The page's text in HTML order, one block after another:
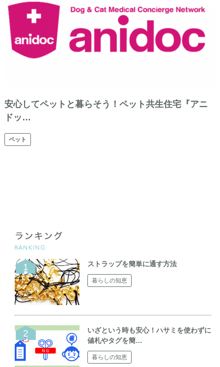
安心してペットと暮らそう！ペット共生住宅『アニ
ドッ…
ペット
ストラップを簡単に通す方法
暮らしの知恵
いざという時も安心！ハサミを使わずに
値札やタグを簡…
暮らしの知恵